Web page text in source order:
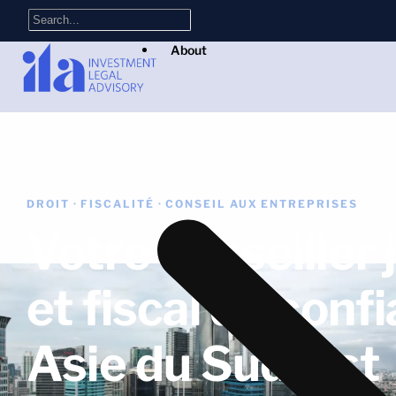
About
DROIT · FISCALITÉ · CONSEIL AUX ENTREPRISES
Votre conseiller
et fiscal de
Asie du Sud-Est